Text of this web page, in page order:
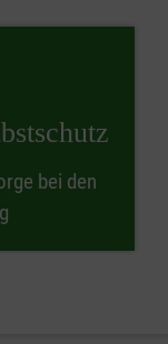
bei den